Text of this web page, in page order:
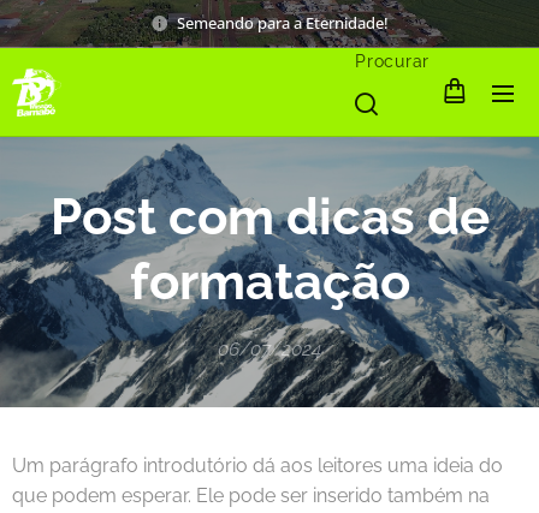
Semeando para a Eternidade!
Procurar
Post com dicas de
formatação
06/07/2024
Um parágrafo introdutório dá aos leitores uma ideia do
que podem esperar. Ele pode ser inserido também na